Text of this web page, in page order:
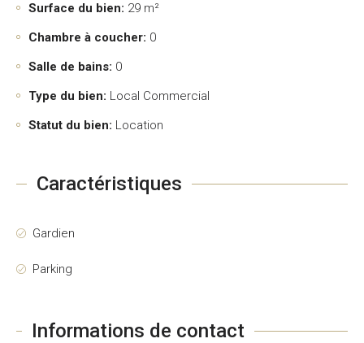
Surface du bien: 29 m²
Chambre à coucher: 0
Salle de bains: 0
Type du bien: Local Commercial
Statut du bien: Location
Caractéristiques
Gardien
Parking
Informations de contact